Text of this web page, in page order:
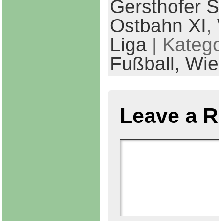
Gersthofer
Ostbahn XI,
Liga|
Fußball,
Leave a